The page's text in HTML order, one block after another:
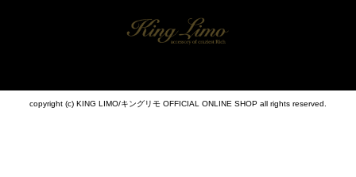
copyright (c) KING LIMO/キングリモ OFFICIAL ONLINE SHOP all rights reserved.